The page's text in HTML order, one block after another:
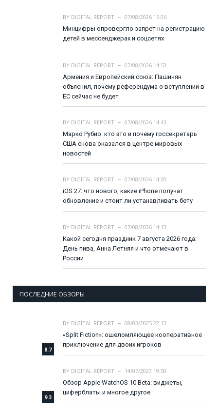
BY DIGITAL REPORT
07/08/2026 15:06
Минцифры опровергло запрет на регистрацию
детей в мессенджерах и соцсетях
BY DIGITAL REPORT
07/08/2026 14:53
Армения и Европейский союз: Пашинян
объяснил, почему референдума о вступлении в
ЕС сейчас не будет
BY DIGITAL REPORT
07/08/2026 14:43
Марко Рубио: кто это и почему госсекретарь
США снова оказался в центре мировых
новостей
BY DIGITAL REPORT
07/08/2026 14:20
iOS 27: что нового, какие iPhone получат
обновление и стоит ли устанавливать бету
BY DIGITAL REPORT
07/08/2026 14:13
Какой сегодня праздник 7 августа 2026 года:
День пива, Анна Летняя и что отмечают в
России
ПОСЛЕДНИЕ ОБЗОРЫ
8.7
BY DIGITAL REPORT
08/03/2025 22:13
«Split Fiction»: ошеломляющее кооперативное
приключение для двоих игроков
9.3
BY DIGITAL REPORT
14/07/2023 19:50
Обзор Apple WatchOS 10 Beta: виджеты,
циферблаты и многое другое